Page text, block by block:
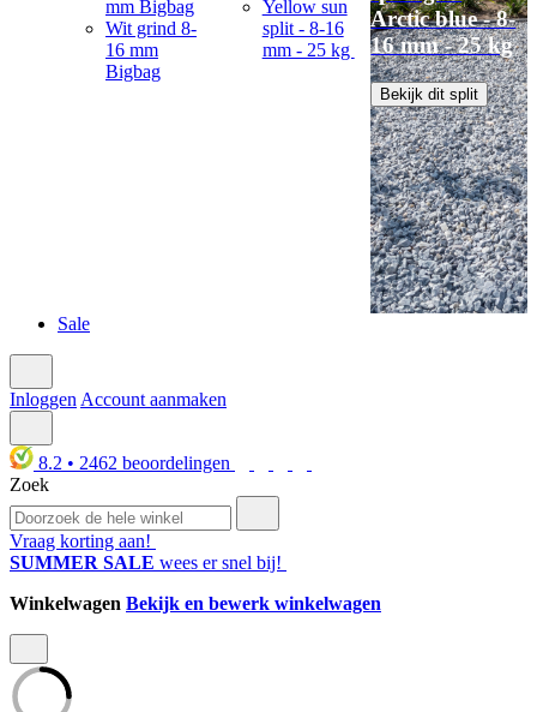
mm Bigbag
Wit grind 8-
16 mm
Bigbag
Yellow sun
split - 8-16
mm - 25 kg
Arctic blue - 8-
16 mm - 25 kg
Bekijk dit split
Sale
InloggenAccount aanmaken
8.2 • 2462 beoordelingen
Zoek
Vraag korting aan!
SUMMER SALE wees er snel bij!
Winkelwagen Bekijk en bewerk winkelwagen